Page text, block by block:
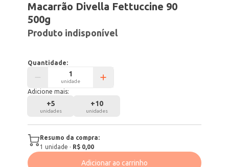
Macarrão Divella Fettuccine 90
500g
Produto indisponível
Quantidade:
unidade
Adicione mais:
+5
unidades
+10
unidades
Resumo da compra:
1 unidade · R$ 0,00
Adicionar ao carrinho